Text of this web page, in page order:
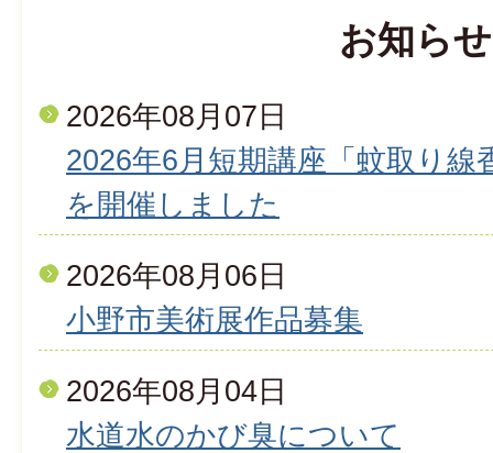
お知らせ
2026年08月07日
2026年6月短期講座「蚊取り
を開催しました
2026年08月06日
小野市美術展作品募集
2026年08月04日
水道水のかび臭について